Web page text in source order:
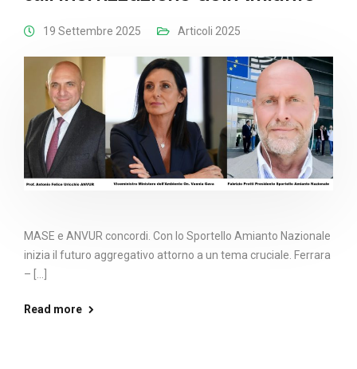
19 Settembre 2025 Articoli 2025
MASE e ANVUR concordi. Con lo Sportello Amianto Nazionale
inizia il futuro aggregativo attorno a un tema cruciale. Ferrara
– [...]
Read more